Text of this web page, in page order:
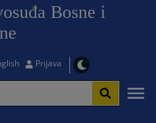
Bosne i
Prijava